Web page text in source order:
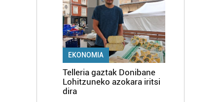
EKONOMIA
Telleria gaztak Donibane
Lohitzuneko azokara iritsi
dira